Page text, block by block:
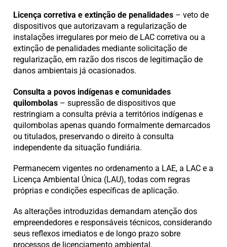
Licença corretiva e extinção de penalidades – veto de
dispositivos que autorizavam a regularização de
instalações irregulares por meio de LAC corretiva ou a
extinção de penalidades mediante solicitação de
regularização, em razão dos riscos de legitimação de
danos ambientais já ocasionados.
Consulta a povos indígenas e comunidades
quilombolas – supressão de dispositivos que
restringiam a consulta prévia a territórios indígenas e
quilombolas apenas quando formalmente demarcados
ou titulados, preservando o direito à consulta
independente da situação fundiária.
Permanecem vigentes no ordenamento a LAE, a LAC e a
Licença Ambiental Única (LAU), todas com regras
próprias e condições específicas de aplicação.
As alterações introduzidas demandam atenção dos
empreendedores e responsáveis técnicos, considerando
seus reflexos imediatos e de longo prazo sobre
processos de licenciamento ambiental.